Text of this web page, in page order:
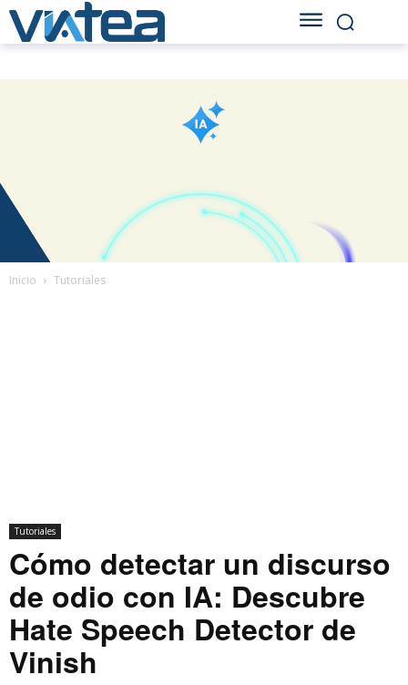
Inicio Tutoriales
Tutoriales
Cómo detectar un discurso
de odio con IA: Descubre
Hate Speech Detector de
Vinish